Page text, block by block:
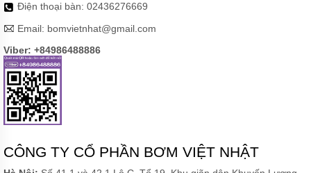
Điện thoại bàn: 02436276669
Email: bomvietnhat@gmail.com
Viber: +84986488886
CÔNG TY CỔ PHẦN BƠM VIỆT NHẬT